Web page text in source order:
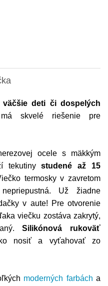
väčšie deti či dospelých
má skvelé riešenie pre
ocele s mäkkým
tekutinystudené až 15
termosky v zavretom
Už žiadne
v aute! Pre otvorenie
viečku zostáva zakrytý,
Silikónová rukoväť
nosiť a vyťahovať zo
moderných farbách a